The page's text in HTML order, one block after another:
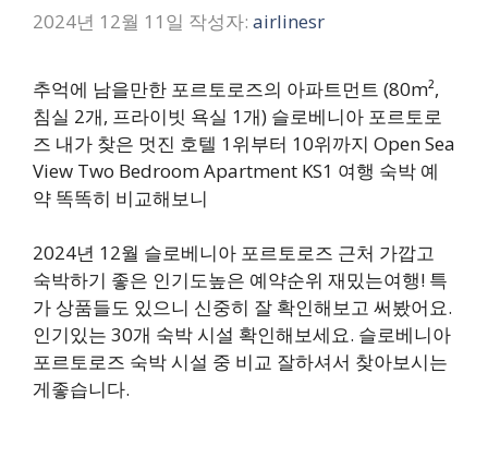
2024년 12월 11일 작성자: airlinesr
추억에 남을만한 포르토로즈의 아파트먼트 (80m²,
침실 2개, 프라이빗 욕실 1개) 슬로베니아 포르토로
즈 내가 찾은 멋진 호텔 1위부터 10위까지 Open Sea
View Two Bedroom Apartment KS1 여행 숙박 예
약 똑똑히 비교해보니
2024년 12월 슬로베니아 포르토로즈 근처 가깝고
숙박하기 좋은 인기도높은 예약순위 재밌는여행! 특
가 상품들도 있으니 신중히 잘 확인해보고 써봤어요.
인기있는 30개 숙박 시설 확인해보세요. 슬로베니아
포르토로즈 숙박 시설 중 비교 잘하셔서 찾아보시는
게좋습니다.